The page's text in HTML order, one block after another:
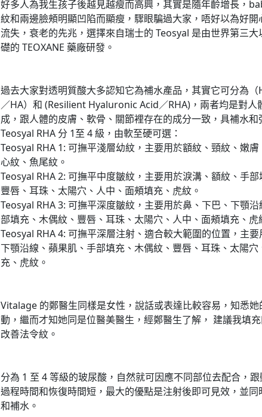
好多人為我生孩子後越見越瘦而高興，其實是隨年齡增長，
紋和兩邊臉頰明顯凹陷而顯瘦，驟眼騙過大家，唔好以為好開
流失，衰老的先兆，選擇來自瑞士的 Teosyal 是由世界第三
礎的 TEOXANE 藥廠研發。
過去大家對透明質酸大多認知它為補水產品，其實它可分為
／HA）和 (Resilient Hyaluronic Acid／RHA)，兩者均是對人
成，跟人體的皮膚、軟骨、關節裡存在的成分一致，具補水和
Teosyal RHA 分 1至 4 級，由軟至硬可選：
Teosyal RHA 1: 可撫平淺層幼紋，主要用於額紋、頸紋、嫩
心紋、魚尾紋。
Teosyal RHA 2: 可撫平中度皺紋，主要用於淚溝、額紋、手部
豐唇、耳珠、太陽穴、人中、面頰填充、虎紋。
Teosyal RHA 3: 可撫平深度皺紋，主要用於鼻、下巴、下顎
部填充、木偶紋、豐唇、耳珠、太陽穴、人中、面頰填充、虎
Teosyal RHA 4: 可撫平深層注射、適合較大範圍的位置，主要
下顎沿線、蘋果肌、手部填充、木偶紋、豐唇、耳珠、太陽
充、虎紋。
Vitalage 的鄭醫生同樣是女性，說話或表達比較容易，知悉
動，繼而才知她同是位醫美醫生，經鄭醫生了解， 建議我填
改善法令紋。
分為 1 至 4 等級的玻尿酸，自然就可因應不同部位去配合，跟
過程時間和恢復時間短，最大的優點是注射後即可見效，並同
和補水。
小眼晴「聽」大世界
2026-07-11 至 2026-08-29
童心探秘澳門的“中國第一”系
西式大學